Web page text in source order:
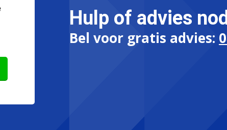
Hulp of advies
Bel voor gratis advies: